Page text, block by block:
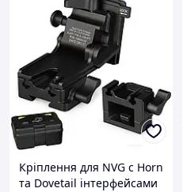
Кріплення для NVG c Horn
та Dovetail інтерфейсами